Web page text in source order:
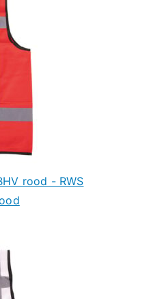
rood - RWS